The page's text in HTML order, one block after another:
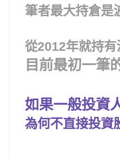
筆者最大持倉是
從2012年就持
目前最初一筆
如果一般投資
為何不直接投資